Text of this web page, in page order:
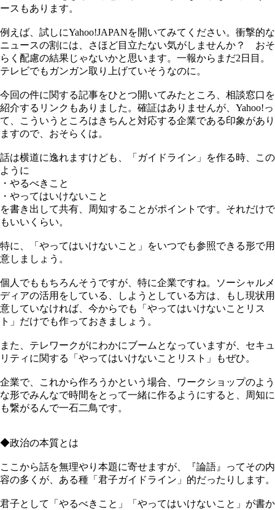
ースもあります。
例えば、試しにYahoo!JAPANを開いてみてください。衝撃的な
ニュースの割には、さほど目立たない気がしませんか？ おそ
らく配慮の結果じゃないかと思います。一報からまだ2日目。
テレビでもガンガン取り上げていそうなのに。
今回の件に関する記事をひとつ開いてみたところ、相談窓口を
紹介するリンクもありました。確証はありませんが、Yahoo!っ
て、こういうところはきちんと対応する企業である印象があり
ますので、おそらくは。
話は横道に逸れますけども、「ガイドライン」を作る時、この
ように
・やるべきこと
・やってはいけないこと
を書き出して共有、周知することがポイントです。それだけで
もいいくらい。
特に、「やってはいけないこと」をいつでも参照できる形で用
意しましょう。
個人でももちろんそうですが、特に企業ですね。ソーシャルメ
ディアの活用をしている、しようとしている方は、もし現状用
意していなければ、今からでも「やってはいけないことリス
ト」だけでも作っておきましょう。
また、テレワークがにわかにブームとなっていますが、セキュ
リティに関する「やってはいけないことリスト」もぜひ。
企業で、これから作ろうかという場合、ワークショップのよう
な形でみんなで時間をとって一緒に作るようにすると、周知に
も繋がるんで一石二鳥です。
◆政治の本質とは
ここから話を無理やり本題に寄せますが、『論語』ってその内
容の多くが、ある種「君子ガイドライン」的だったりします。
君子として「やるべきこと」「やってはいけないこと」が書か